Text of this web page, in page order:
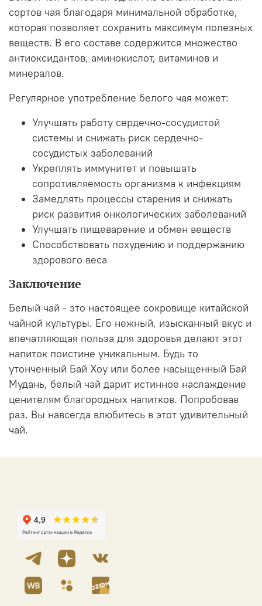
сортов чая благодаря минимальной обработке,
которая позволяет сохранить максимум полезных
веществ. В его составе содержится множество
антиоксидантов, аминокислот, витаминов и
минералов.
Регулярное употребление белого чая может:
Улучшать работу сердечно-сосудистой
системы и снижать риск сердечно-
сосудистых заболеваний
Укреплять иммунитет и повышать
сопротивляемость организма к инфекциям
Замедлять процессы старения и снижать
риск развития онкологических заболеваний
Улучшать пищеварение и обмен веществ
Способствовать похудению и поддержанию
здорового веса
Заключение
Белый чай - это настоящее сокровище китайской
чайной культуры. Его нежный, изысканный вкус и
впечатляющая польза для здоровья делают этот
напиток поистине уникальным. Будь то
утонченный Бай Хоу или более насыщенный Бай
Мудань, белый чай дарит истинное наслаждение
ценителям благородных напитков. Попробовав
раз, Вы навсегда влюбитесь в этот удивительный
чай.